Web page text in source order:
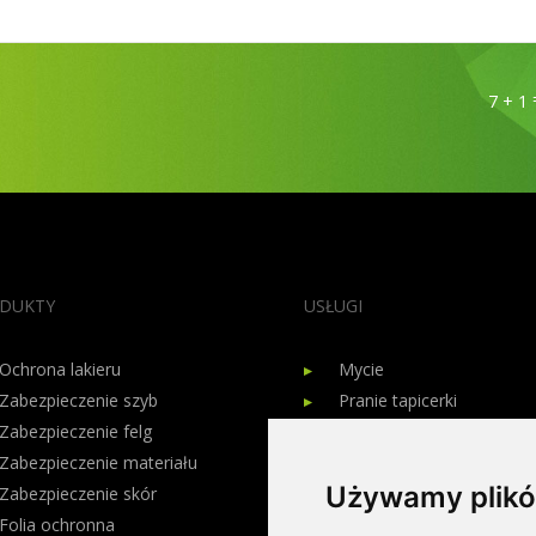
Używamy
7 + 1
lakieru
szyb
felg
materiału
skór
ochronna
USŁUGI
Mycie
Pranie tapicerki
Usuwanie rys